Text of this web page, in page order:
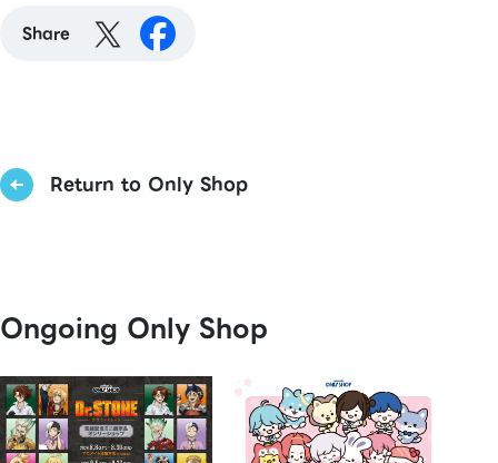
Share
Return to Only Shop
Ongoing Only Shop